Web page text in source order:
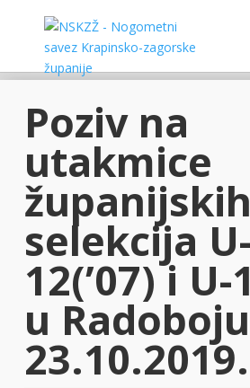
Poziv na
utakmice
županijskih
selekcija U-
12(’07) i U-
u Radoboju
23.10.2019.